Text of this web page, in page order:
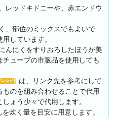
レッドキドニーや、赤エンドウ
、部位のミックスでもよいで
しています。
んにくをすりおろしたほうが美
ューブの市販品を使用しても
は、リンク先を参考にして
ものを組み合わせることで代用
ょう少々で代用します。
炊く量を目安に用意します。